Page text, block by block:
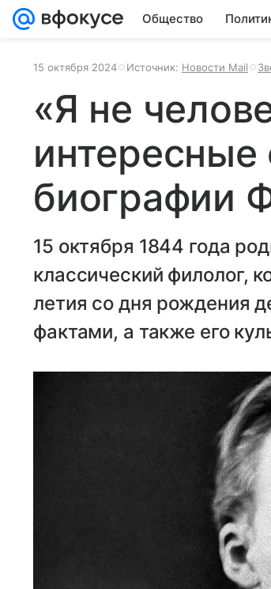
Общество
15 октября 2024 Источник: Новости Mail
«Я не
биографии
15 октября 1844 года
классический филолог,
летия со дня рождения
фактами, а также его